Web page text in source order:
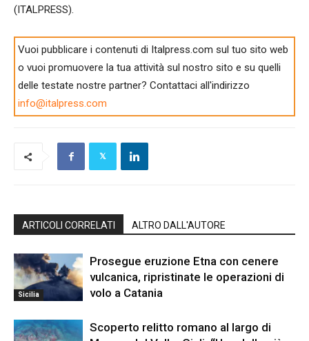
(ITALPRESS).
Vuoi pubblicare i contenuti di Italpress.com sul tuo sito web
o vuoi promuovere la tua attività sul nostro sito e su quelli
delle testate nostre partner? Contattaci all'indirizzo
info@italpress.com
ARTICOLI CORRELATI ALTRO DALL'AUTORE
Sicilia
Prosegue eruzione Etna con cenere
vulcanica, ripristinate le operazioni di
volo a Catania
Scoperto relitto romano al largo di